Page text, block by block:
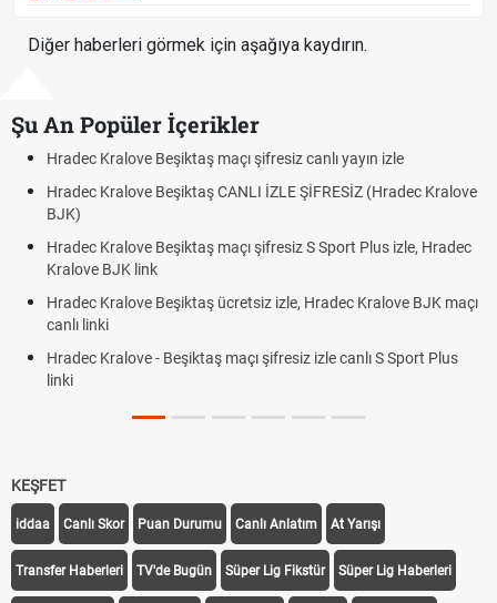
Diğer haberleri görmek için aşağıya kaydırın.
Şu An Popüler İçerikler
şifresiz canlı yayın izle
İZLE ŞİFRESİZ (Hradec Kralove
şifresiz S Sport Plus izle, Hradec
izle, Hradec Kralove BJK maçı
şifresiz izle canlı S Sport Plus
Hradec Kralove - Beşiktaş
Hradec Kralove Beşiktaş
Trivela Nedir? Trivela Vuruşu
Plonjon Nedir? Kalecilikte
KEŞFET
iddaa Canlı Skor Puan Durumu Canlı Anlatım At Yarışı
Transfer Haberleri TV'de Bugün Süper Lig Fikstür Süper Lig Haberleri